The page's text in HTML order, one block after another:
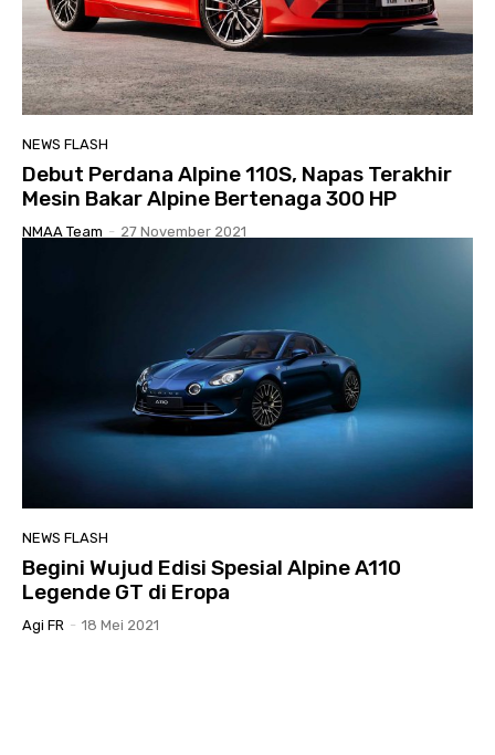
NEWS FLASH
Debut Perdana Alpine 110S, Napas Terakhir
Mesin Bakar Alpine Bertenaga 300 HP
NMAA Team - 27 November 2021
NEWS FLASH
Begini Wujud Edisi Spesial Alpine A110
Legende GT di Eropa
Agi FR - 18 Mei 2021